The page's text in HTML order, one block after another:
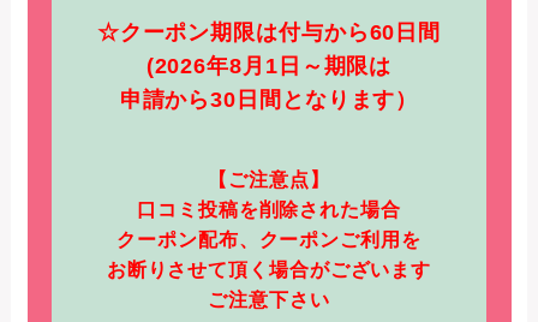
☆クーポン期限は付与から60日間
(2026年8月1日～期限は
申請から30日間となります）
【ご注意点】
口コミ投稿を削除された場合
クーポン配布、クーポンご利用を
お断りさせて頂く場合がございます
ご注意下さい